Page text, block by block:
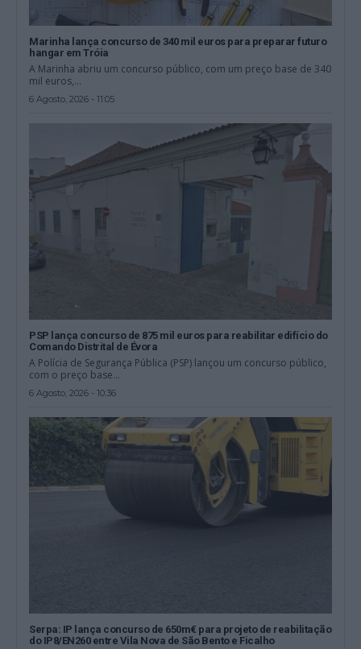
Marinha lança concurso de 340 mil euros para preparar futuro
hangar em Tróia
A Marinha abriu um concurso público, com um preço base de 340
mil euros,...
6 Agosto, 2026 - 11:05
PSP lança concurso de 875 mil euros para reabilitar edifício do
Comando Distrital de Évora
A Polícia de Segurança Pública (PSP) lançou um concurso público,
com o preço base...
6 Agosto, 2026 - 10:36
Serpa: IP lança concurso de 650m€ para projeto de reabilitação
do IP8/EN260 entre Vila Nova de São Bento e Ficalho